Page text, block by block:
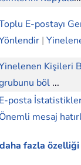
E-postayı
|
Kişileri
böl ...
E-posta
Önemli mesaj
daha fazla